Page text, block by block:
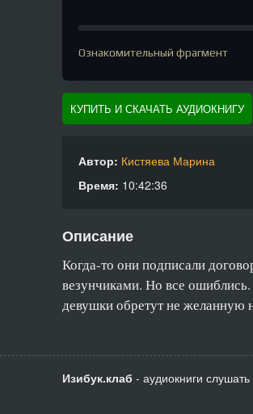
Ознакомительный фрагмент
КУПИТЬ И СКАЧАТЬ АУДИОКНИГУ
Автор: Кистяева Марина
Время: 10:42:36
Описание
Когда-то они подписали
везунчиками. Но все
девушки обретут не желанную
Изибук.клаб - аудиокниги